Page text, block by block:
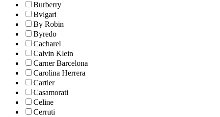
Burberry
Bvlgari
By Robin
Byredo
Cacharel
Calvin Klein
Carner Barcelona
Carolina Herrera
Cartier
Casamorati
Celine
Cerruti